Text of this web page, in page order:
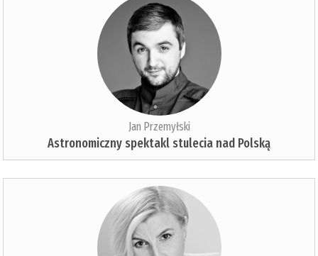
Jan Przemyłski
Astronomiczny spektakl stulecia nad Polską